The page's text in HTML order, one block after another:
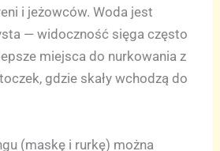
i jeżowców. Woda jest
— widoczność sięga często
miejsca do nurkowania z
gdzie skały wchodzą do
(maskę i rurkę) można